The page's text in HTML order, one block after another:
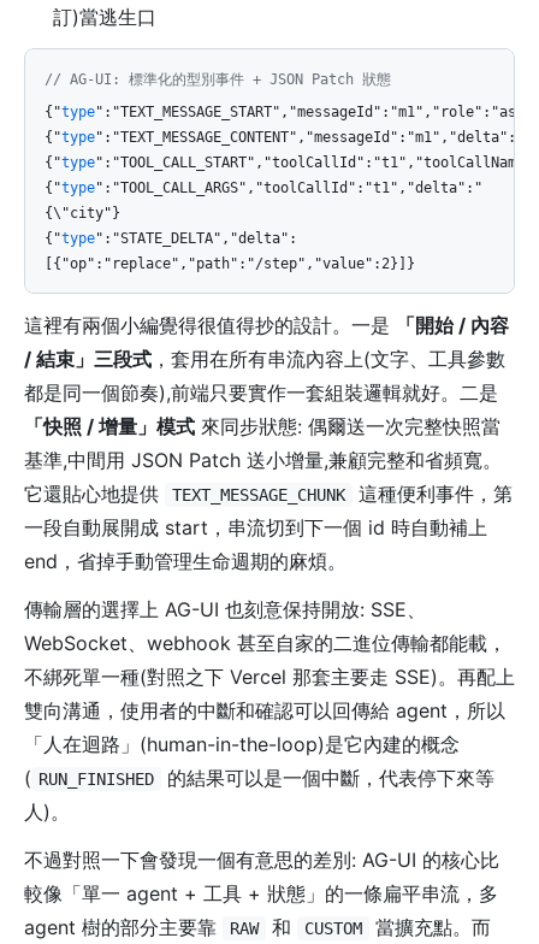
訂)當逃生口
// AG-UI: 標準化的型別事件 + JSON Patch 狀態
{"type
{"type":"TEXT_MESSAGE_CONTENT","messageId":"m1","delta":"
{"type
{"type":"TOOL_CALL_ARGS","toolCallId":"t1","delta":"
{\"city"}
{"type":"STATE_DELTA","delta":
[{"op":"replace","path":"/step","value":2}]}
這裡有兩個小編覺得很值得抄的設計。一是
「開始 / 內容
/ 結束」三段式 ，套用在所有串流內容上(文字、工具參數
都是同一個節奏),前端只要實作一套組裝邏輯就好。二是
「快照 / 增量」模式 來同步狀態: 偶爾送一次完整快照當
基準,中間用 JSON Patch 送小增量,兼顧完整和省頻寬。
它還貼心地提供
TEXT_MESSAGE_CHUNK
這種便利事件，第
一段自動展開成 start，串流切到下一個 id 時自動補上
end，省掉手動管理生命週期的麻煩。
傳輸層的選擇上 AG-UI 也刻意保持開放: SSE、
WebSocket、webhook 甚至自家的二進位傳輸都能載，
不綁死單一種(對照之下 Vercel 那套主要走 SSE)。再配上
雙向溝通，使用者的中斷和確認可以回傳給 agent，所以
「人在迴路」(human-in-the-loop)是它內建的概念
( RUN_FINISHED
的結果可以是一個中斷，代表停下來等
人)。
不過對照一下會發現一個有意思的差別: AG-UI 的核心比
較像「單一 agent + 工具 + 狀態」的一條扁平串流，多
agent 樹的部分主要靠
RAW 和 CUSTOM
當擴充點。而